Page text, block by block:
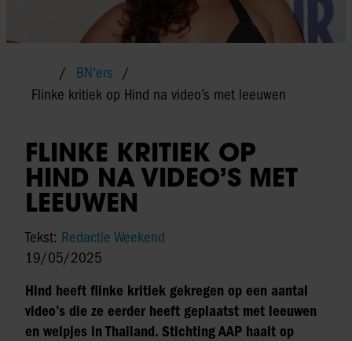
BN'ers
Flinke kritiek op Hind na video’s met leeuwen
FLINKE KRITIEK OP
HIND NA VIDEO’S MET
LEEUWEN
Tekst: Redactie Weekend
19/05/2025
Hind heeft flinke kritiek gekregen op een aantal
video’s die ze eerder heeft geplaatst met leeuwen
en welpjes in Thailand. Stichting AAP haalt op